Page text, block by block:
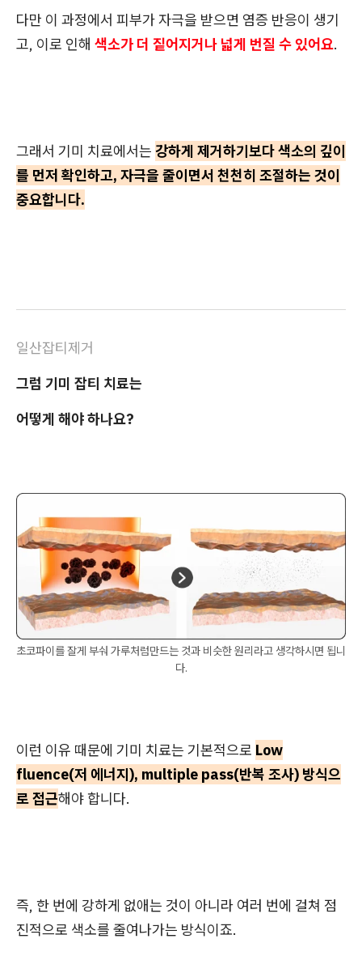
다만 이 과정에서 피부가 자극을 받으면 염증 반응이 생기
고, 이로 인해 색소가 더 짙어지거나 넓게 번질 수 있어요.
그래서 기미 치료에서는 강하게 제거하기보다 색소의 깊이
를 먼저 확인하고, 자극을 줄이면서 천천히 조절하는 것이
중요합니다.
일산잡티제거
그럼 기미 잡티 치료는
어떻게 해야 하나요?
초코파이를 잘게 부숴 가루처럼만드는 것과 비슷한 원리라고 생각하시면 됩니
다.
이런 이유 때문에 기미 치료는 기본적으로 Low
fluence(저 에너지), multiple pass(반복 조사) 방식으
로 접근해야 합니다.
즉, 한 번에 강하게 없애는 것이 아니라 여러 번에 걸쳐 점
진적으로 색소를 줄여나가는 방식이죠.